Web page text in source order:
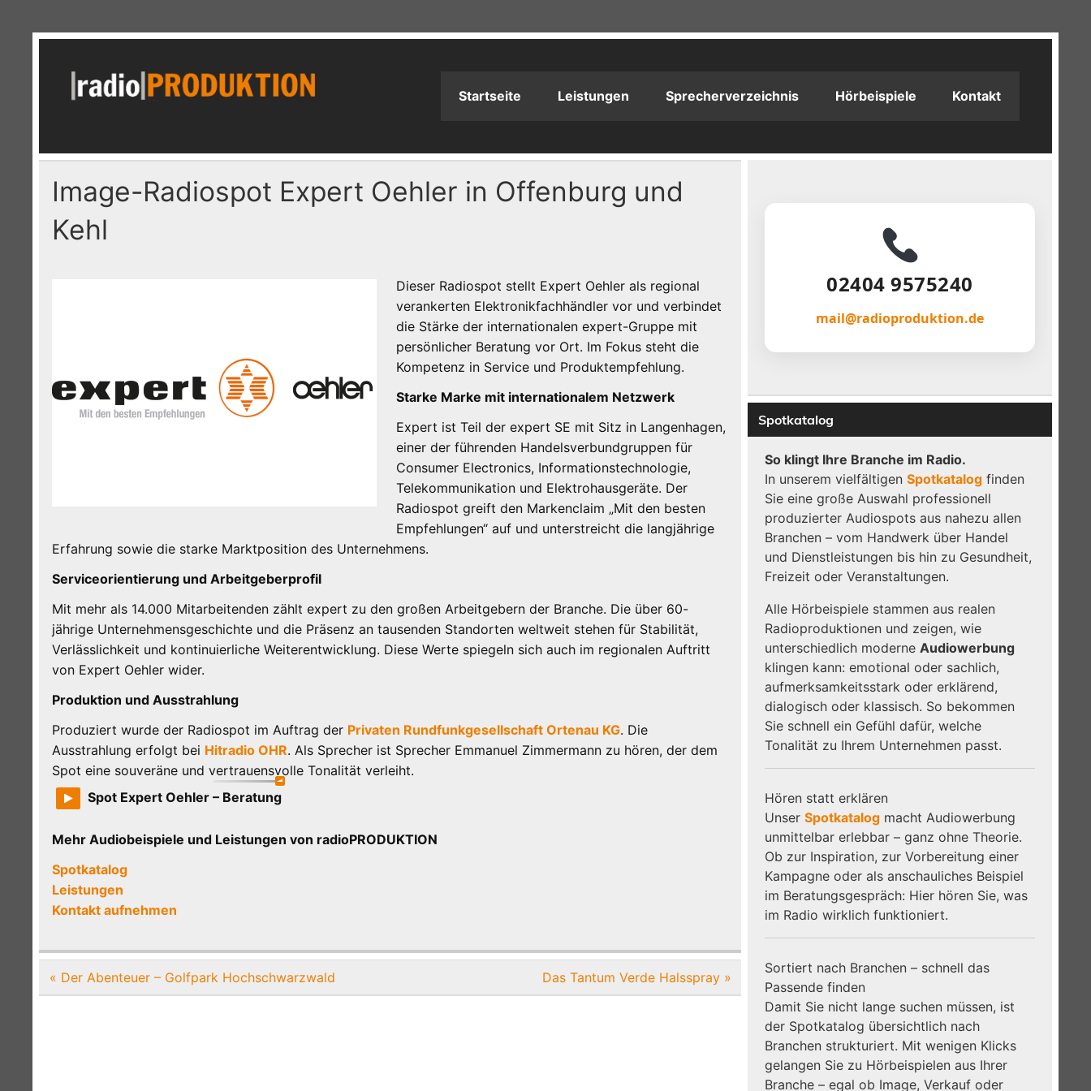
content
radioPRODUKTION
Startseite Leistungen Sprecherverzeichnis Hörbeispiele Kontakt
Image-Radiospot Expert Oehler in Offenburg und
Kehl
Dieser Radiospot stellt Expert Oehler als regional
verankerten Elektronikfachhändler vor und verbindet
die Stärke der internationalen expert-Gruppe mit
persönlicher Beratung vor Ort. Im Fokus steht die
Kompetenz in Service und Produktempfehlung.
Starke Marke mit internationalem Netzwerk
Expert ist Teil der expert SE mit Sitz in Langenhagen,
einer der führenden Handelsverbundgruppen für
Consumer Electronics, Informationstechnologie,
Telekommunikation und Elektrohausgeräte. Der
Radiospot greift den Markenclaim „Mit den besten
Empfehlungen“ auf und unterstreicht die langjährige
Erfahrung sowie die starke Marktposition des Unternehmens.
Serviceorientierung und Arbeitgeberprofil
Mit mehr als 14.000 Mitarbeitenden zählt expert zu den großen Arbeitgebern der Branche. Die über 60-
jährige Unternehmensgeschichte und die Präsenz an tausenden Standorten weltweit stehen für Stabilität,
Verlässlichkeit und kontinuierliche Weiterentwicklung. Diese Werte spiegeln sich auch im regionalen Auftritt
von Expert Oehler wider.
Produktion und Ausstrahlung
Produziert wurde der Radiospot im Auftrag der Privaten Rundfunkgesellschaft Ortenau KG. Die
Ausstrahlung erfolgt bei Hitradio OHR. Als Sprecher ist Sprecher Emmanuel Zimmermann zu hören, der dem
Spot eine souveräne und vertrauensvolle Tonalität verleiht.
Spot Expert Oehler – Beratung
Mehr Audiobeispiele und Leistungen von radioPRODUKTION
Spotkatalog
Leistungen
Kontakt aufnehmen
Beitragsnavigation
« Der Abenteuer – Golfpark Hochschwarzwald Das Tantum Verde Halsspray »
02404 9575240
mail@radioproduktion.de
Spotkatalog
So klingt Ihre Branche im Radio.
In unserem vielfältigenSpotkatalog finden
Sie eine große Auswahl professionell
produzierter Audiospots aus nahezu allen
Branchen – vom Handwerk über Handel
und Dienstleistungen bis hin zu Gesundheit,
Freizeit oder Veranstaltungen.
Alle Hörbeispiele stammen aus realen
Radioproduktionen und zeigen, wie
unterschiedlich moderne Audiowerbung
klingen kann: emotional oder sachlich,
aufmerksamkeitsstark oder erklärend,
dialogisch oder klassisch. So bekommen
Sie schnell ein Gefühl dafür, welche
Tonalität zu Ihrem Unternehmen passt.
Hören statt erklären
UnserSpotkatalog macht Audiowerbung
unmittelbar erlebbar – ganz ohne Theorie.
Ob zur Inspiration, zur Vorbereitung einer
Kampagne oder als anschauliches Beispiel
im Beratungsgespräch: Hier hören Sie, was
im Radio wirklich funktioniert.
Sortiert nach Branchen – schnell das
Passende finden
Damit Sie nicht lange suchen müssen, ist
der Spotkatalog übersichtlich nach
Branchen strukturiert. Mit wenigen Klicks
gelangen Sie zu Hörbeispielen aus Ihrer
Branche – egal ob Image, Verkauf oder